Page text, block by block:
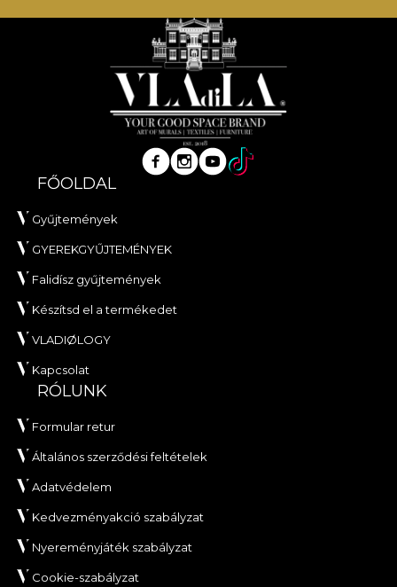
FŐOLDAL
Gyűjtemények
GYEREKGYŰJTEMÉNYEK
Falidísz gyűjtemények
Készítsd el a termékedet
VLADIØLOGY
Kapcsolat
RÓLUNK
Formular retur
Általános szerződési feltételek
Adatvédelem
Kedvezményakció szabályzat
Nyereményjáték szabályzat
Cookie-szabályzat